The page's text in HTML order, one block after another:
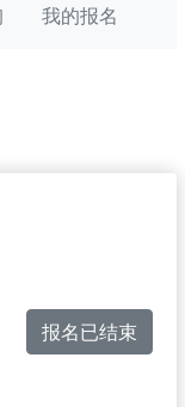
我的报名
报名已结束